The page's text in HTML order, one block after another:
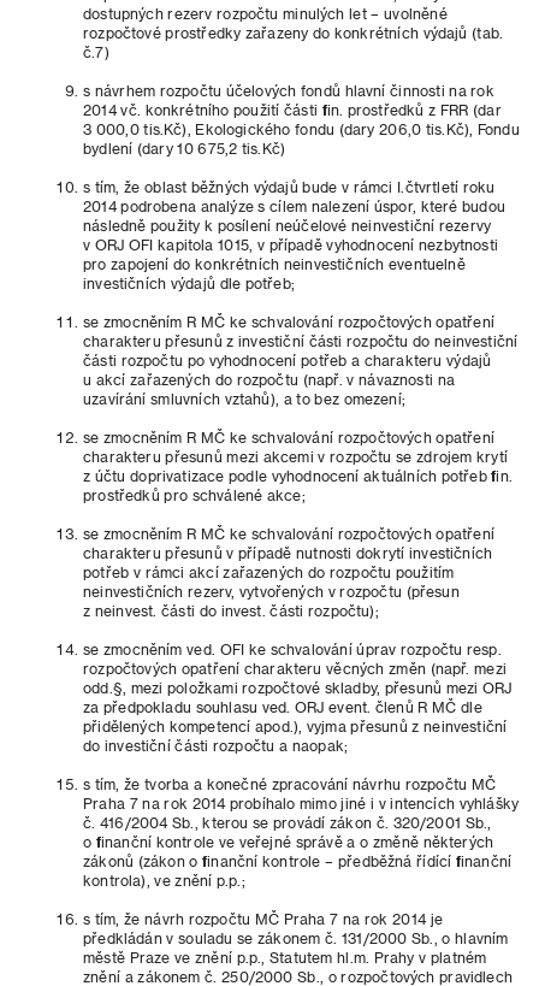
dostupných rezerv rozpočtu minulých let – uvolněné
rozpočtové prostředky zařazeny do konkrétních výdajů (tab.
č.7)
s návrhem rozpočtu účelových fondů hlavní činnosti na rok
2014 vč. konkrétního použití části fin. prostředků z FRR (dar
3 000,0 tis.Kč), Ekologického fondu (dary 206,0 tis.Kč), Fondu
bydlení (dary 10 675,2 tis.Kč)
s tím, že oblast běžných výdajů bude v rámci I.čtvrtletí roku
2014 podrobena analýze s cílem nalezení úspor, které budou
následně použity k posílení neúčelové neinvestiční rezervy
v ORJ OFI kapitola 1015, v případě vyhodnocení nezbytnosti
pro zapojení do konkrétních neinvestičních eventuelně
investičních výdajů dle potřeb;
se zmocněním R MČ ke schvalování rozpočtových opatření
charakteru přesunů z investiční části rozpočtu do neinvestiční
části rozpočtu po vyhodnocení potřeb a charakteru výdajů
u akcí zařazených do rozpočtu (např. v návaznosti na
uzavírání smluvních vztahů), a to bez omezení;
se zmocněním R MČ ke schvalování rozpočtových opatření
charakteru přesunů mezi akcemi v rozpočtu se zdrojem krytí
z účtu doprivatizace podle vyhodnocení aktuálních potřeb fin.
prostředků pro schválené akce;
se zmocněním R MČ ke schvalování rozpočtových opatření
charakteru přesunů v případě nutnosti dokrytí investičních
potřeb v rámci akcí zařazených do rozpočtu použitím
neinvestičních rezerv, vytvořených v rozpočtu (přesun
z neinvest. části do invest. části rozpočtu);
se zmocněním ved. OFI ke schvalování úprav rozpočtu resp.
rozpočtových opatření charakteru věcných změn (např. mezi
odd.§, mezi položkami rozpočtové skladby, přesunů mezi ORJ
za předpokladu souhlasu ved. ORJ event. členů R MČ dle
přidělených kompetencí apod.), vyjma přesunů z neinvestiční
do investiční části rozpočtu a naopak;
s tím, že tvorba a konečné zpracování návrhu rozpočtu MČ
Praha 7 na rok 2014 probíhalo mimo jiné i v intencích vyhlášky
č. 416/2004 Sb., kterou se provádí zákon č. 320/2001 Sb.,
o finanční kontrole ve veřejné správě a o změně některých
zákonů (zákon o finanční kontrole – předběžná řídící finanční
kontrola), ve znění p.p.;
s tím, že návrh rozpočtu MČ Praha 7 na rok 2014 je
předkládán v souladu se zákonem č. 131/2000 Sb., o hlavním
městě Praze ve znění p.p., Statutem hl.m. Prahy v platném
znění a zákonem č. 250/2000 Sb., o rozpočtových pravidlech